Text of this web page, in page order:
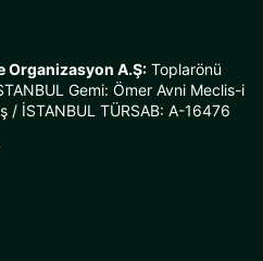
Organizasyon A.Ş: Toplarönü
Gemi: Ömer Avni Meclis-i
İSTANBUL TÜRSAB: A-16476